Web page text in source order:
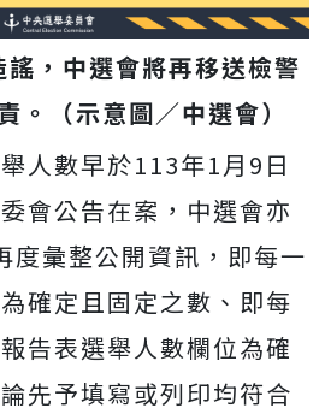
，中選會將再移送檢警
。（示意圖／中選會）
人數早於113年1月9日
會公告在案，中選會亦
度彙整公開資訊，即每一
確定且固定之數、即每
告表選舉人數欄位為確
先予填寫或列印均符合